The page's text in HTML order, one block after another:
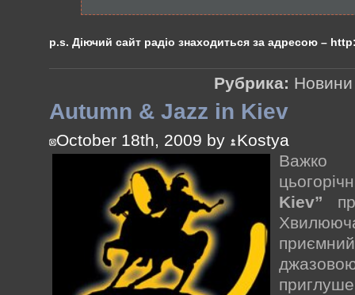
p.s. Діючий сайт радіо знаходиться за адресою –
Рубрика: Новини
Autumn & Jazz in Kiev
October 18th, 2009 by
Kostya
Важко
Kiev”